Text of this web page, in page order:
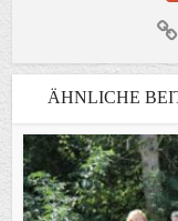
ÄHNLICHE